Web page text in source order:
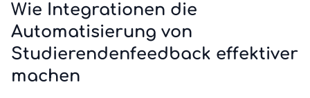
Wie Integrationen die
Automatisierung von
Studierendenfeedback effektiver
machen